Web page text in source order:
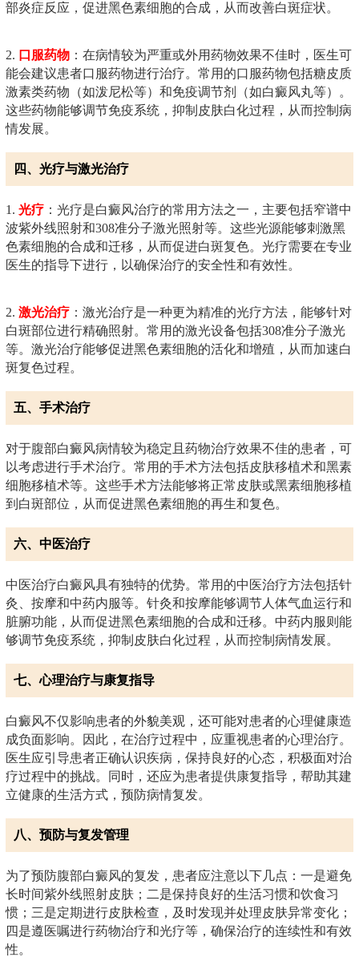
部炎症反应，促进黑色素细胞的合成，从而改善白斑症状。
2. 口服药物 ：在病情较为严重或外用药物效果不佳时，医生可
能会建议患者口服药物进行治疗。常用的口服药物包括糖皮质
激素类药物（如泼尼松等）和免疫调节剂（如白癜风丸等）。
这些药物能够调节免疫系统，抑制皮肤白化过程，从而控制病
情发展。
四、光疗与激光治疗
1. 光疗 ：光疗是白癜风治疗的常用方法之一，主要包括窄谱中
波紫外线照射和308准分子激光照射等。这些光源能够刺激黑
色素细胞的合成和迁移，从而促进白斑复色。光疗需要在专业
医生的指导下进行，以确保治疗的安全性和有效性。
2. 激光治疗 ：激光治疗是一种更为精准的光疗方法，能够针对
白斑部位进行精确照射。常用的激光设备包括308准分子激光
等。激光治疗能够促进黑色素细胞的活化和增殖，从而加速白
斑复色过程。
五、手术治疗
对于腹部白癜风病情较为稳定且药物治疗效果不佳的患者，可
以考虑进行手术治疗。常用的手术方法包括皮肤移植术和黑素
细胞移植术等。这些手术方法能够将正常皮肤或黑素细胞移植
到白斑部位，从而促进黑色素细胞的再生和复色。
六、中医治疗
中医治疗白癜风具有独特的优势。常用的中医治疗方法包括针
灸、按摩和中药内服等。针灸和按摩能够调节人体气血运行和
脏腑功能，从而促进黑色素细胞的合成和迁移。中药内服则能
够调节免疫系统，抑制皮肤白化过程，从而控制病情发展。
七、心理治疗与康复指导
白癜风不仅影响患者的外貌美观，还可能对患者的心理健康造
成负面影响。因此，在治疗过程中，应重视患者的心理治疗。
医生应引导患者正确认识疾病，保持良好的心态，积极面对治
疗过程中的挑战。同时，还应为患者提供康复指导，帮助其建
立健康的生活方式，预防病情复发。
八、预防与复发管理
为了预防腹部白癜风的复发，患者应注意以下几点：一是避免
长时间紫外线照射皮肤；二是保持良好的生活习惯和饮食习
惯；三是定期进行皮肤检查，及时发现并处理皮肤异常变化；
四是遵医嘱进行药物治疗和光疗等，确保治疗的连续性和有效
性。